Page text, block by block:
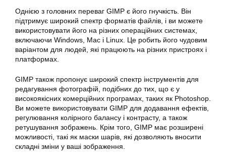
Однією з головних переваг GIMP є його гнучкість. Він
підтримує широкий спектр форматів файлів, і ви можете
використовувати його на різних операційних системах,
включаючи Windows, Mac і Linux. Це робить його чудовим
варіантом для людей, які працюють на різних пристроях і
платформах.
GIMP також пропонує широкий спектр інструментів для
редагування фотографій, подібних до тих, що є у
високоякісних комерційних програмах, таких як Photoshop.
Ви можете використовувати GIMP для додавання ефектів,
регулювання колірного балансу і контрасту, а також
ретушування зображень. Крім того, GIMP має розширені
можливості, такі як маски шарів, які дозволяють вносити
складні зміни у ваші зображення.